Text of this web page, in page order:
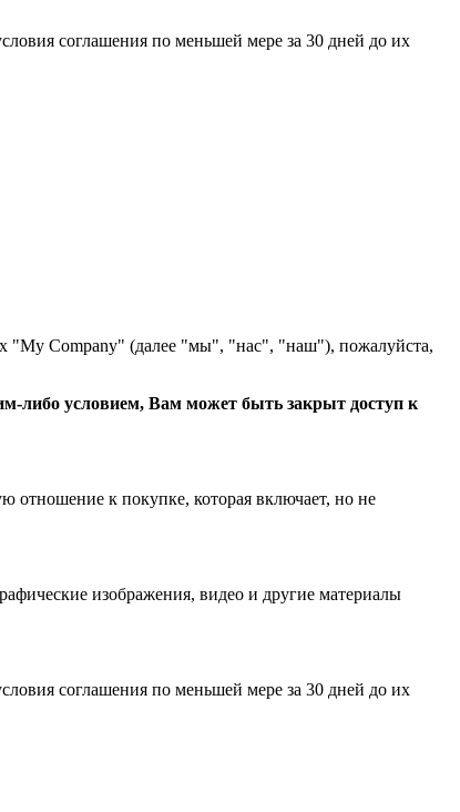
соглашения по меньшей мере за 30 дней до их
"My Company" (далее "мы", "нас", "наш"), пожалуйста,
либо условием, Вам может быть закрыт доступ к
отношение к покупке, которая включает, но не
изображения, видео и другие материалы
соглашения по меньшей мере за 30 дней до их